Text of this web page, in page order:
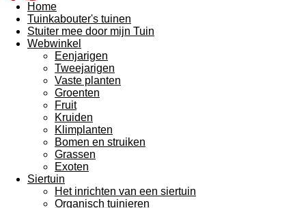
Home
Tuinkabouter's tuinen
Stuiter mee door mijn Tuin
Webwinkel
Eenjarigen
Tweejarigen
Vaste planten
Groenten
Fruit
Kruiden
Klimplanten
Bomen en struiken
Grassen
Exoten
Siertuin
Het inrichten van een siertuin
Organisch tuinieren